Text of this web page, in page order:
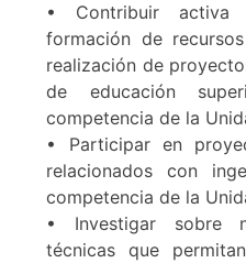
• Contribuir
formación de
realización de
de educación
competencia de la
• Participar en
relacionados con
competencia de la
• Investigar sobre
técnicas que